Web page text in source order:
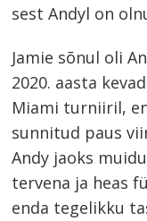
sest Andyl on
Jamie sõnul oli
2020. aasta
Miami turniiril,
sunnitud paus
Andy jaoks
tervena ja heas
enda tegelikku